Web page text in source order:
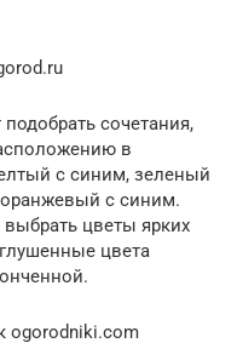
сочетания,
в
с синим, зеленый
с синим.
цветы ярких
цвета
ogorodniki.com